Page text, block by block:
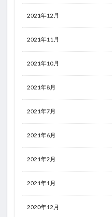
2021年12月
2021年11月
2021年10月
2021年8月
2021年7月
2021年6月
2021年2月
2021年1月
2020年12月